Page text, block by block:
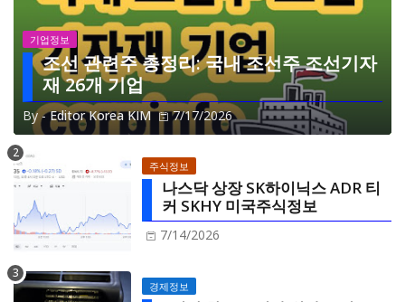
기업정보
조선 관련주 총정리: 국내 조선주 조선기자
재 26개 기업
By - Editor Korea KIM 7/17/2026
주식정보
나스닥 상장 SK하이닉스 ADR 티
커 SKHY 미국주식정보
7/14/2026
경제정보